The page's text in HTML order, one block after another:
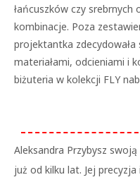
łańcuszków czy srebrnych
kombinacje. Poza
projektantka
materiałami, odcieniami i
biżuteria w kolekcji FLY
Aleksandra Przybysz
już od kilku lat. Jej precyzja